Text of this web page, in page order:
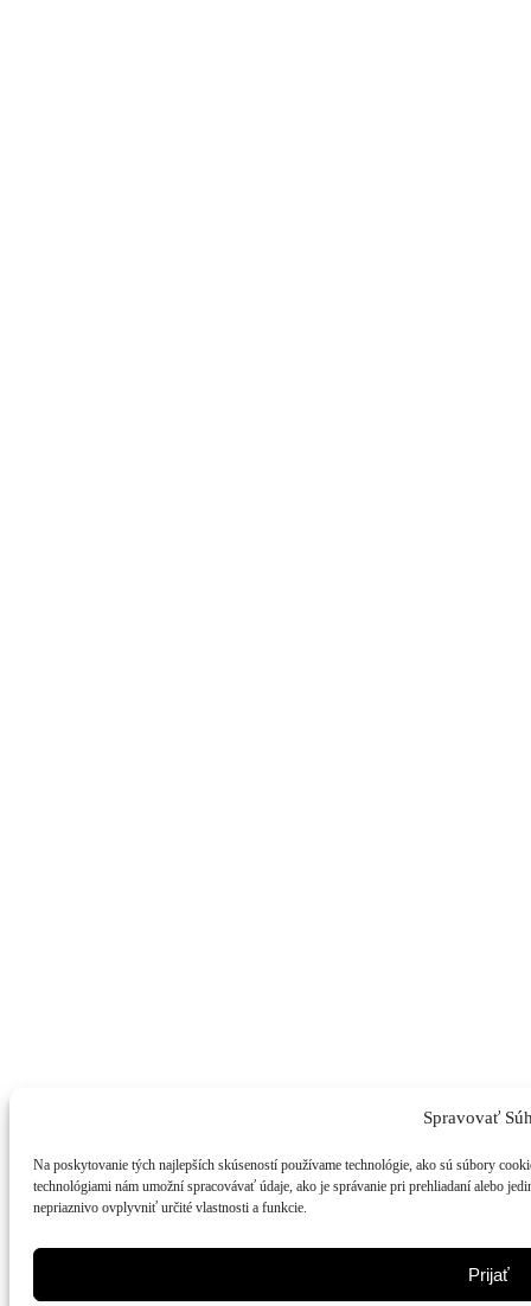
Spravovať
Na poskytovanie tých najlepších skúseností používame technológie, ako sú súbory
technológiami nám umožní spracovávať údaje, ako je správanie pri prehliadaní alebo
nepriaznivo ovplyvniť určité vlastnosti a funkcie.
Prijať